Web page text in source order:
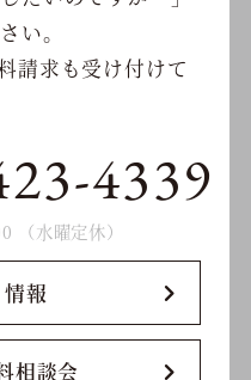
い。
請求も受け付けて
4339
（水曜定休）
報
相談会